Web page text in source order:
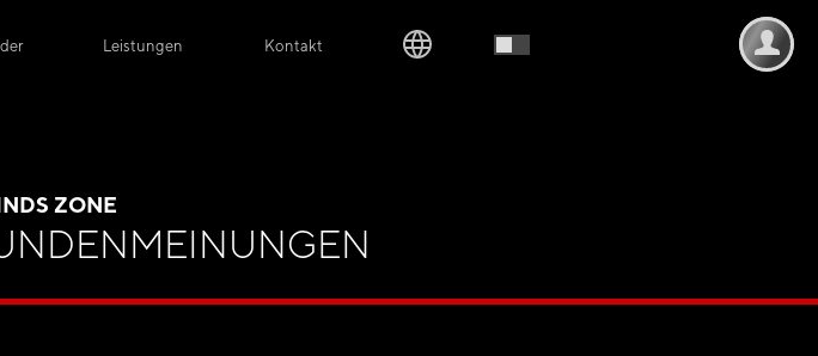
Leistungen Kontakt
ZONE